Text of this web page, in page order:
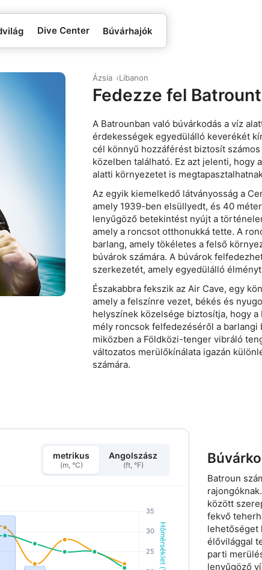
Dive Center Búvárhajók
Ázsia Libanon
Fedezze fel Batrount
A Batrounban való búvárkodás a víz
érdekességek egyedülálló keverékét
cél könnyű hozzáférést biztosít
közelben található. Ez azt jelenti, hogy
alatti környezetet is
Az egyik kiemelkedő látványosság a
amely 1939-ben elsüllyedt, és 40
lenyűgöző betekintést nyújt a
amely a roncsot otthonukká tette. A
barlang, amely tökéletes a felső
búvárok számára. A búvárok
szerkezetét, amely egyedülálló
Északabbra fekszik az Air Cave, egy
amely a felszínre vezet, békés és
helyszínek közelsége biztosítja, hogy
mély roncsok felfedezéséről a barlangi
miközben a Földközi-tenger vibráló
változatos merülőkínálata igazán
számára.
metrikus
(m, °C)
Angolszász
(ft, °F)
Batroun
között
fekvő
lehetőséget
élővilággal
parti
lenyűgöző